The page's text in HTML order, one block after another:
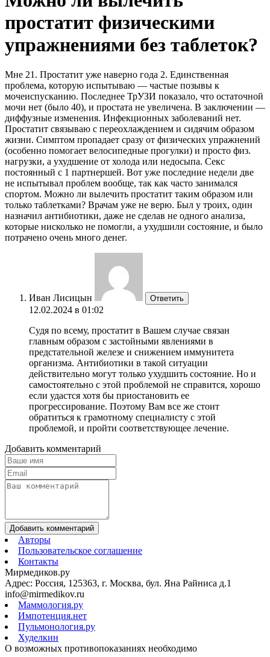
простатит физическими
упражнениями без таблеток?
Мне 21. Простатит уже наверно года 2. Единственная
проблема, которую испытываю — частые позывы к
мочеиспусканию. Последнее ТрУЗИ показало, что остаточной
мочи нет (было 40), и простата не увеличена. В заключении —
диффузные изменения. Инфекционных заболеваний нет.
Простатит связываю с переохлаждением и сидячим образом
жизни. Симптом пропадает сразу от физических упражнений
(особенно помогает велосипедные прогулки) и просто физ.
нагрузки, а ухудшение от холода или недосыпа. Секс
постоянный с 1 партнершей. Вот уже последние недели две
не испытывал проблем вообще, так как часто занимался
спортом. Можно ли вылечить простатит таким образом или
только таблетками? Врачам уже не верю. Был у троих, один
назначил антибиотики, даже не сделав не одного анализа,
которые нисколько не помогли, а ухудшили состояние, и было
потрачено очень много денег.
Иван Лисицын Ответить
12.02.2024 в 01:02
Судя по всему, простатит в Вашем случае связан
главным образом с застойными явлениями в
предстательной железе и снижением иммунитета
организма. Антибиотики в такой ситуации
действительно могут только ухудшить состояние. Но и
самостоятельно с этой проблемой не справится, хорошо
если удастся хотя бы приостановить ее
прогрессирование. Поэтому Вам все же стоит
обратиться к грамотному специалисту с этой
проблемой, и пройти соответствующее лечение.
Добавить комментарий
Добавить комментарий
Авторы
Пользовательское соглашение
Контакты
Мирмедиков.ру
Адрес: Россия, 125363, г. Москва, бул. Яна Райниса д.1
info@mirmedikov.ru
Маммология.ру
Импотенция.нет
Пульмонология.ру
Худелкин
О возможных противопоказаниях необходимо